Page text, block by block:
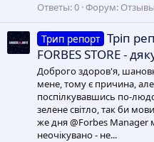
Ответы: 0 Форум:
Трип репорт Тріп
FORBES STORE -
Доброго здоров'я,
мене, тому є причина,
поспілкувавшись по-
зелене світло, так би
же дня @Forbes
неочікувано - не...